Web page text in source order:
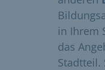
in Ihrem
das
Stadtteil.